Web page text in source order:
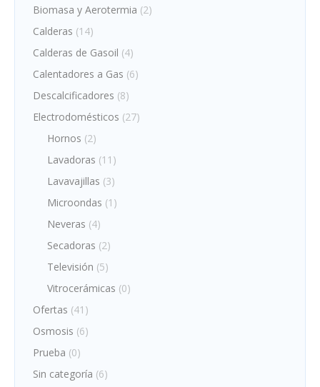
Biomasa y Aerotermia (2)
Calderas (14)
Calderas de Gasoil (4)
Calentadores a Gas (6)
Descalcificadores (8)
Electrodomésticos (27)
Hornos (2)
Lavadoras (11)
Lavavajillas (3)
Microondas (1)
Neveras (4)
Secadoras (2)
Televisión (5)
Vitrocerámicas (0)
Ofertas (41)
Osmosis (6)
Prueba (0)
Sin categoría (6)